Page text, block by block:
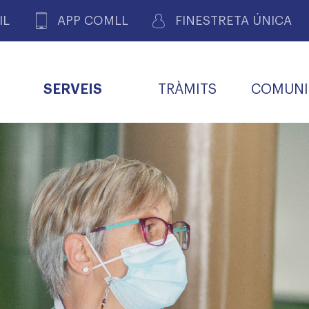
APP COMLL FINESTRETA ÚNICA
SERVEIS TRÀMITS
DE GOVERN COMISSIÓ DEONTOLÒGICA
INFORMÀTICA I NOVES
TECNOLOGIES
BORSA DE FEINA
FORMACIÓ
FAMÍLIES I LA LLAR
ALERTES
FARMACÈUTIQUES
BUTLLETÍ MÈDIC
R
CARNET METGE
COL·LEGIAT
TALONARIS
Assistència